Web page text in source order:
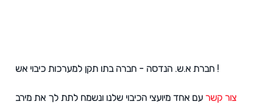
חברת א.ש. הנדסה - חברה בתו תקן למערכות כיבוי אש !
צור קשר עם אחד מיועצי הכיבוי שלנו ונשמח לתת לך את מירב